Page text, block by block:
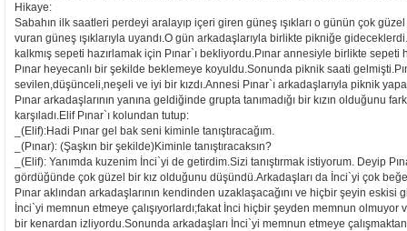
Hikaye:
Sabahın ilk saatleri perdeyi aralayıp içeri giren güneş ışıkları o günün çok
vuran güneş ışıklarıyla uyandı.O gün arkadaşlarıyla birlikte pikniğe
kalkmış sepeti hazırlamak için Pınar`ı bekliyordu.Pınar annesiyle birlikte sepeti
Pınar heyecanlı bir şekilde beklemeye koyuldu.Sonunda piknik saati
sevilen,düşünceli,neşeli ve iyi bir kızdı.Annesi Pınar`ı arkadaşlarıyla piknik
Pınar arkadaşlarının yanına geldiğinde grupta tanımadığı bir kızın olduğunu
karşıladı.Elif Pınar`ı kolundan tutup:
_(Elif):Hadi Pınar gel bak seni kiminle tanıştıracağım.
_(Pınar): (Şaşkın bir şekilde)Kiminle tanıştıracaksın?
_(Elif): Yanımda kuzenim İnci`yi de getirdim.Sizi tanıştırmak istiyorum. Deyip
gördüğünde çok güzel bir kız olduğunu düşündü.Arkadaşları da İnci`yi çok
Pınar aklından arkadaşlarının kendinden uzaklaşacağını ve hiçbir şeyin eskisi
İnci`yi memnun etmeye çalışıyorlardı;fakat İnci hiçbir şeyden memnun olmuyor
bir kenardan izliyordu.Sonunda arkadaşları İnci`yi memnun etmeye